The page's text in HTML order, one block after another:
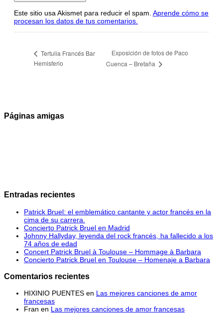
Este sitio usa Akismet para reducir el spam. Aprende cómo se
procesan los datos de tus comentarios.
Tertulia Francés Bar
Hemisferio
Exposición de fotos de Paco
Cuenca – Bretaña
Páginas amigas
Entradas recientes
Patrick Bruel: el emblemático cantante y actor francés en la
cima de su carrera.
Concierto Patrick Bruel en Madrid
Johnny Hallyday, leyenda del rock francés, ha fallecido a los
74 años de edad
Concert Patrick Bruel à Toulouse – Hommage à Barbara
Concierto Patrick Bruel en Toulouse – Homenaje a Barbara
Comentarios recientes
HIXINIO PUENTES en Las mejores canciones de amor
francesas
Fran en Las mejores canciones de amor francesas